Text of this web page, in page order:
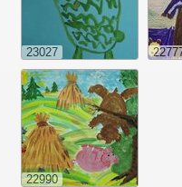
23027
22990